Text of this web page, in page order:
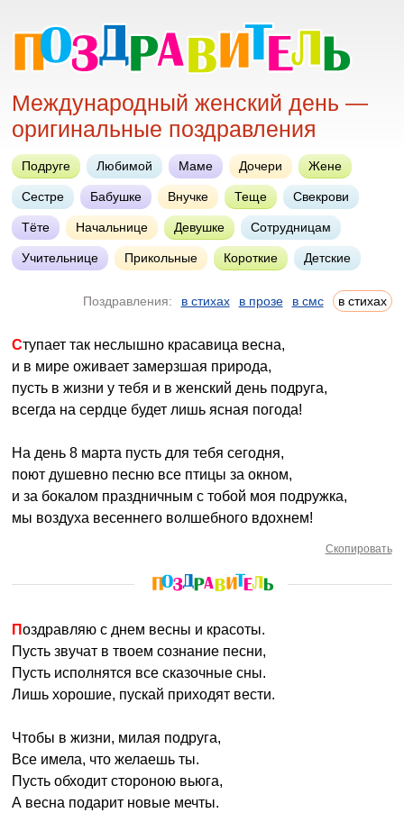
Международный женский день —
оригинальные поздравления
Подруге Любимой Маме Дочери Жене
Сестре Бабушке Внучке Теще Свекрови
Тёте Начальнице Девушке Сотрудницам
Учительнице Прикольные Короткие Детские
Поздравления: в стихах в прозе в смс в стихах
Ступает так неслышно красавица весна,
и в мире оживает замерзшая природа,
пусть в жизни у тебя и в женский день подруга,
всегда на сердце будет лишь ясная погода!
На день 8 марта пусть для тебя сегодня,
поют душевно песню все птицы за окном,
и за бокалом праздничным с тобой моя подружка,
мы воздуха весеннего волшебного вдохнем!
Скопировать
Поздравляю с днем весны и красоты.
Пусть звучат в твоем сознание песни,
Пусть исполнятся все сказочные сны.
Лишь хорошие, пускай приходят вести.
Чтобы в жизни, милая подруга,
Все имела, что желаешь ты.
Пусть обходит стороною вьюга,
А весна подарит новые мечты.